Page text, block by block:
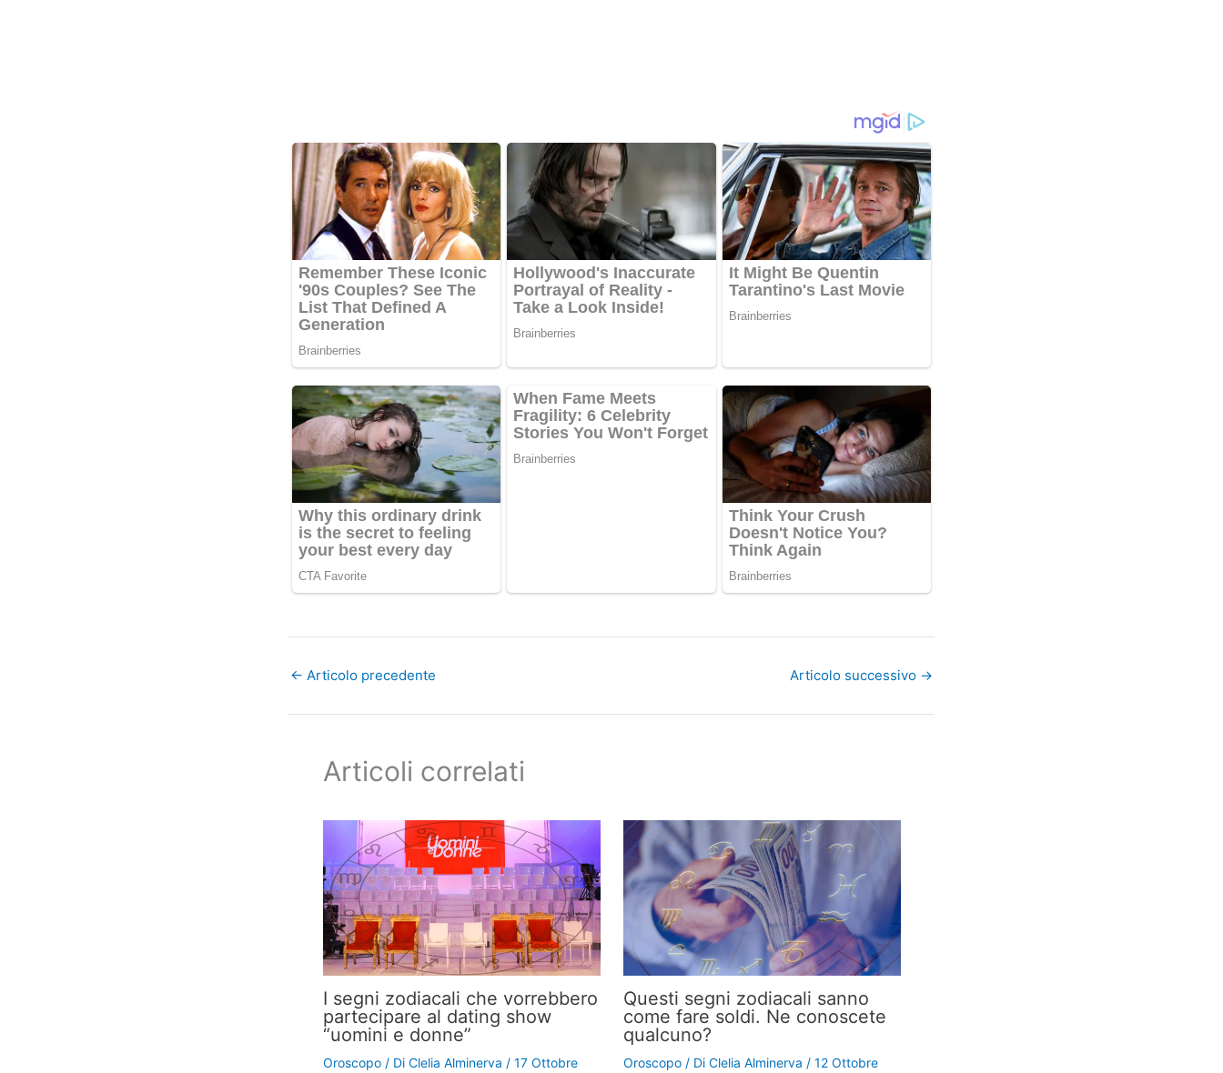
← Articolo precedente Articolo successivo →
Articoli correlati
I segni zodiacali che vorrebbero
partecipare al dating show
“uomini e donne”
Oroscopo/ Di Clelia Alminerva / 17 Ottobre
Questi segni zodiacali sanno
come fare soldi. Ne conoscete
qualcuno?
Oroscopo/ Di Clelia Alminerva / 12 Ottobre